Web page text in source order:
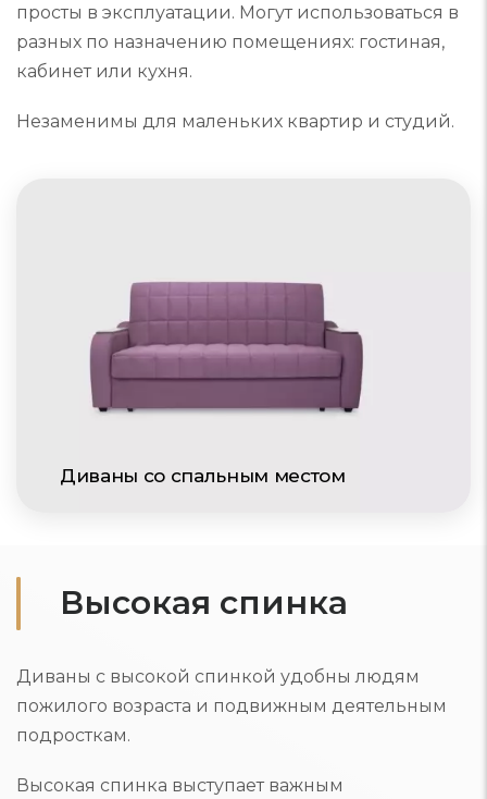
Диваны со спальным местом
просты в эксплуатации. Могут использоваться в
разных по назначению помещениях: гостиная,
кабинет или кухня.
Незаменимы для маленьких квартир и студий.
Высокая спинка
Диваны с высокой спинкой удобны людям
пожилого возраста и подвижным деятельным
подросткам.
Высокая спинка выступает важным